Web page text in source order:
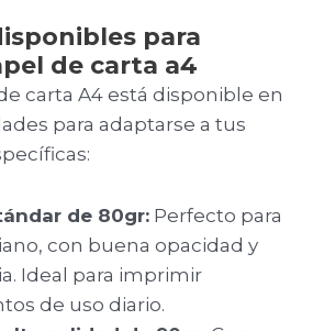
para
de carta a4
carta A4 está disponible en
para adaptarse a tus
de 80gr: Perfecto para
con buena opacidad y
Ideal para imprimir
de uso diario.